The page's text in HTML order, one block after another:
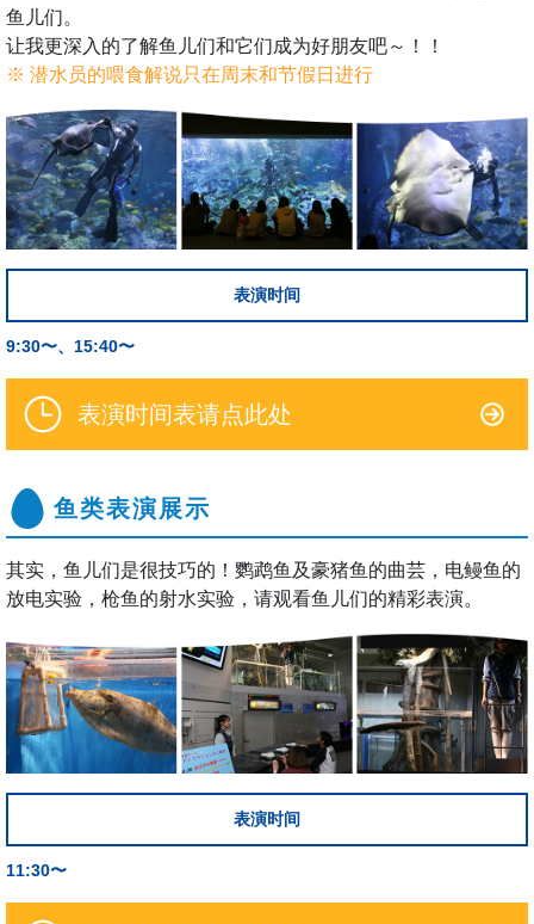
鱼儿们。
让我更深入的了解鱼儿们和它们成为好朋友吧～！！
※ 潜水员的喂食解说只在周末和节假日进行
表演时间
9:30〜、15:40〜
表演时间表请点此处
鱼类表演展示
其实，鱼儿们是很技巧的！鹦鹉鱼及豪猪鱼的曲芸，电鳗鱼的
放电实验，枪鱼的射水实验，请观看鱼儿们的精彩表演。
表演时间
11:30〜